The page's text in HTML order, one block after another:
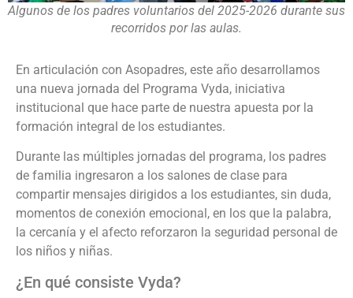
Algunos de los padres voluntarios del 2025-2026 durante sus
recorridos por las aulas.
En articulación con Asopadres, este año desarrollamos
una nueva jornada del Programa Vyda, iniciativa
institucional que hace parte de nuestra apuesta por la
formación integral de los estudiantes.
Durante las múltiples jornadas del programa, los padres
de familia ingresaron a los salones de clase para
compartir mensajes dirigidos a los estudiantes, sin duda,
momentos de conexión emocional, en los que la palabra,
la cercanía y el afecto reforzaron la seguridad personal de
los niños y niñas.
¿En qué consiste Vyda?